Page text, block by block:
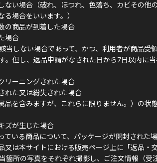
ない場合（破れ、ほつれ、色落ち、カビその
場合をいいます。）
の商品が到着した場合
場合
当しない場合であって、かつ、利用者が商品
。但し、返品申請がなされた日から7日以内に
リーニングされた場合
れた又は紛失された場合
品を含みますが、これらに限りません。）の状
ズが生じた場合
ている商品について、パッケージが開封された
又は本サイトにおける販売ページ上に「返品・
箇所の写真をそれぞれ撮影し、ご注文情報（